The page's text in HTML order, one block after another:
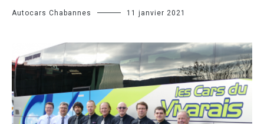
Autocars Chabannes 11 janvier 2021